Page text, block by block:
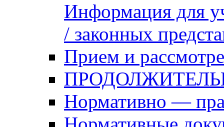
Информация для
/ законных
Прием и
Нормативно —